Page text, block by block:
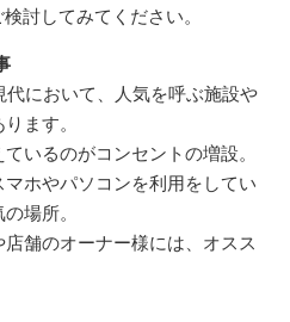
討してみてください。
において、人気を呼ぶ施設や
ます。
いるのがコンセントの増設。
ホやパソコンを利用をしてい
場所。
舗のオーナー様には、オスス